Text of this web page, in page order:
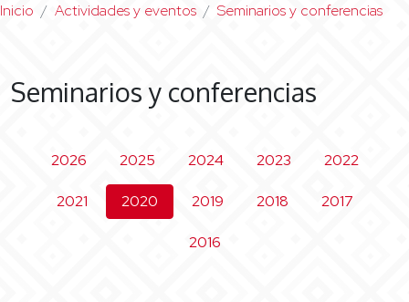
Inicio Actividades y eventos Seminarios y conferencias
Seminarios y conferencias
2026 2025 2024 2023 2022
2021 2020 2019 2018 2017
2016